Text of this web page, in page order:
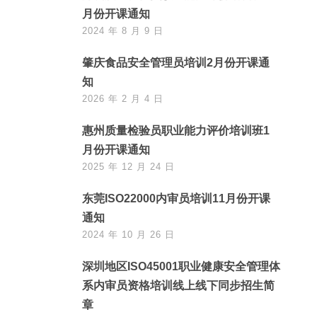
月份开课通知
2024 年 8 月 9 日
肇庆食品安全管理员培训2月份开课通
知
2026 年 2 月 4 日
惠州质量检验员职业能力评价培训班1
月份开课通知
2025 年 12 月 24 日
东莞ISO22000内审员培训11月份开课
通知
2024 年 10 月 26 日
深圳地区ISO45001职业健康安全管理体
系内审员资格培训线上线下同步招生简
章